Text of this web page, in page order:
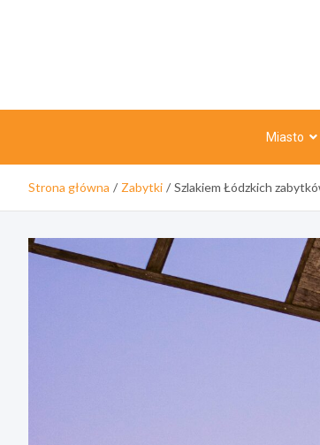
Miasto
Strona główna Zabytki Szlakiem Łódzkich